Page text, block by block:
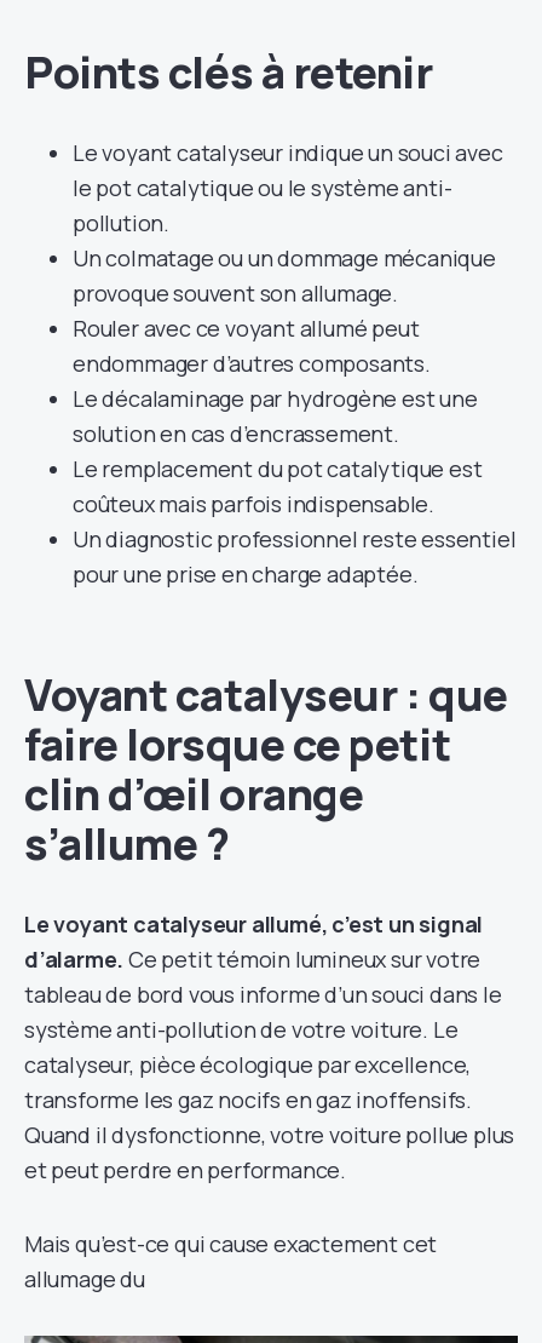
Points clés à retenir
Le voyant catalyseur indique un souci avec
le pot catalytique ou le système anti-
pollution.
Un colmatage ou un dommage mécanique
provoque souvent son allumage.
Rouler avec ce voyant allumé peut
endommager d’autres composants.
Le décalaminage par hydrogène est une
solution en cas d’encrassement.
Le remplacement du pot catalytique est
coûteux mais parfois indispensable.
Un diagnostic professionnel reste essentiel
pour une prise en charge adaptée.
Voyant catalyseur : que
faire lorsque ce petit
clin d’œil orange
s’allume ?
Le voyant catalyseur allumé, c’est un signal
d’alarme. Ce petit témoin lumineux sur votre
tableau de bord vous informe d’un souci dans le
système anti-pollution de votre voiture. Le
catalyseur, pièce écologique par excellence,
transforme les gaz nocifs en gaz inoffensifs.
Quand il dysfonctionne, votre voiture pollue plus
et peut perdre en performance.
Mais qu’est-ce qui cause exactement cet
allumage du